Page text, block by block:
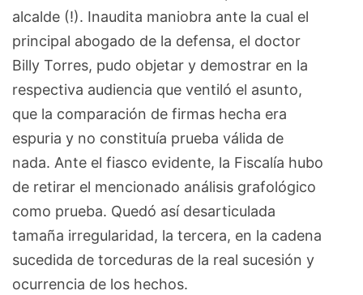
alcalde (!). Inaudita maniobra ante la cual el
principal abogado de la defensa, el doctor
Billy Torres, pudo objetar y demostrar en la
respectiva audiencia que ventiló el asunto,
que la comparación de firmas hecha era
espuria y no constituía prueba válida de
nada. Ante el fiasco evidente, la Fiscalía hubo
de retirar el mencionado análisis grafológico
como prueba. Quedó así desarticulada
tamaña irregularidad, la tercera, en la cadena
sucedida de torceduras de la real sucesión y
ocurrencia de los hechos.